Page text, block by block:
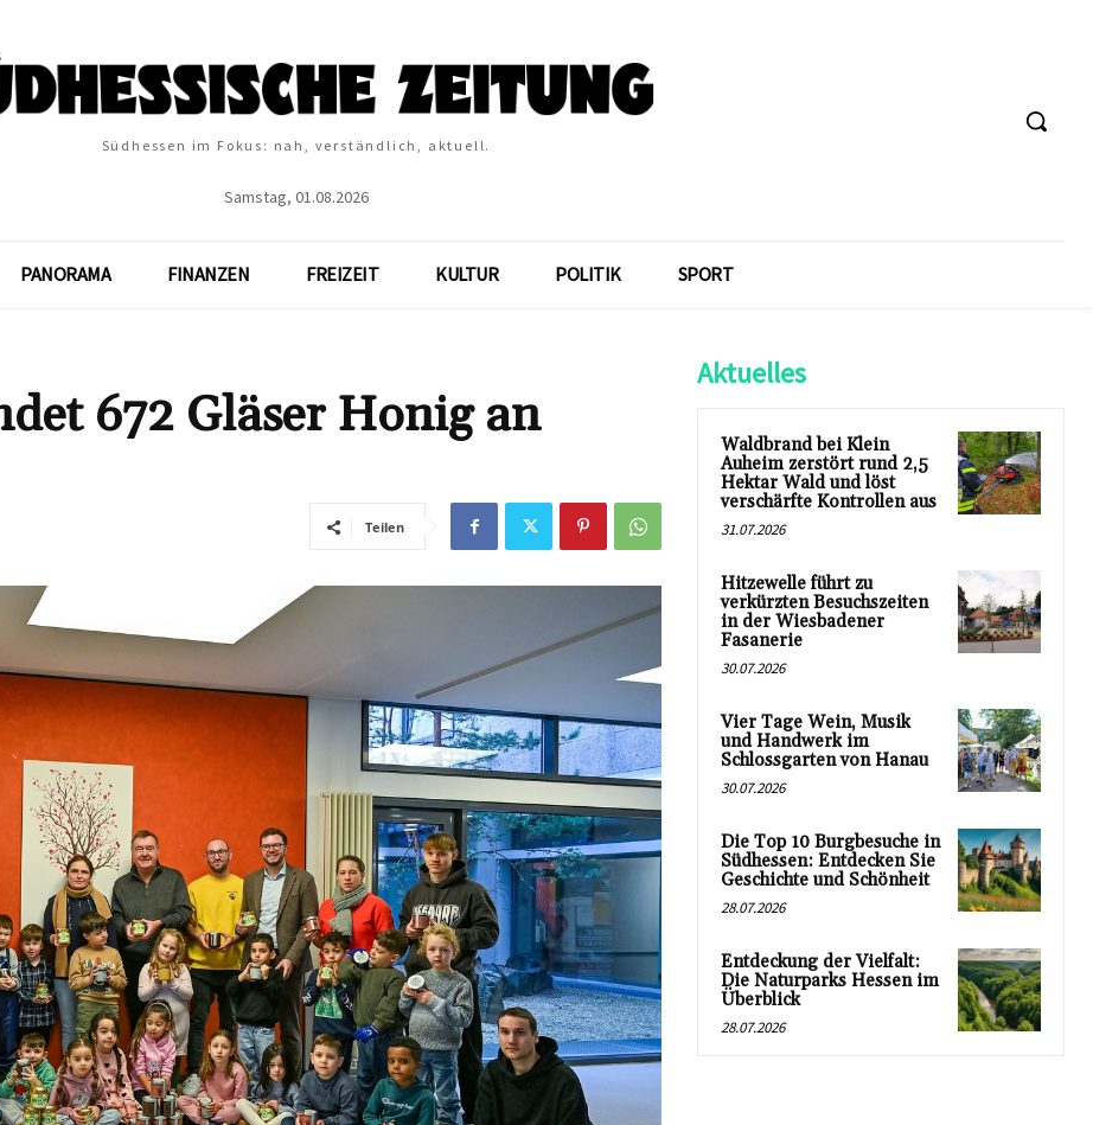
Südhessen im Fokus: nah, verständlich, aktuell.
Samstag, 01.08.2026
PANORAMA FINANZEN FREIZEIT KULTUR POLITIK SPORT
672 Gläser Honig an
Teilen
Aktuelles
Waldbrand bei Klein
Auheim zerstört rund 2,5
Hektar Wald und löst
verschärfte Kontrollen aus
31.07.2026
Hitzewelle führt zu
verkürzten Besuchszeiten
in der Wiesbadener
Fasanerie
30.07.2026
Vier Tage Wein, Musik
und Handwerk im
Schlossgarten von Hanau
30.07.2026
Die Top 10 Burgbesuche in
Südhessen: Entdecken Sie
Geschichte und Schönheit
28.07.2026
Entdeckung der Vielfalt:
Die Naturparks Hessen im
Überblick
28.07.2026